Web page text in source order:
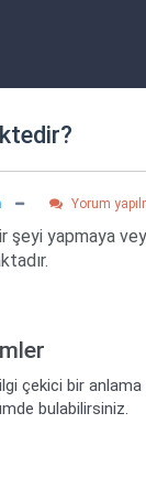
Yorum
şeyi yapmaya
çekici bir anlama
bulabilirsiniz.